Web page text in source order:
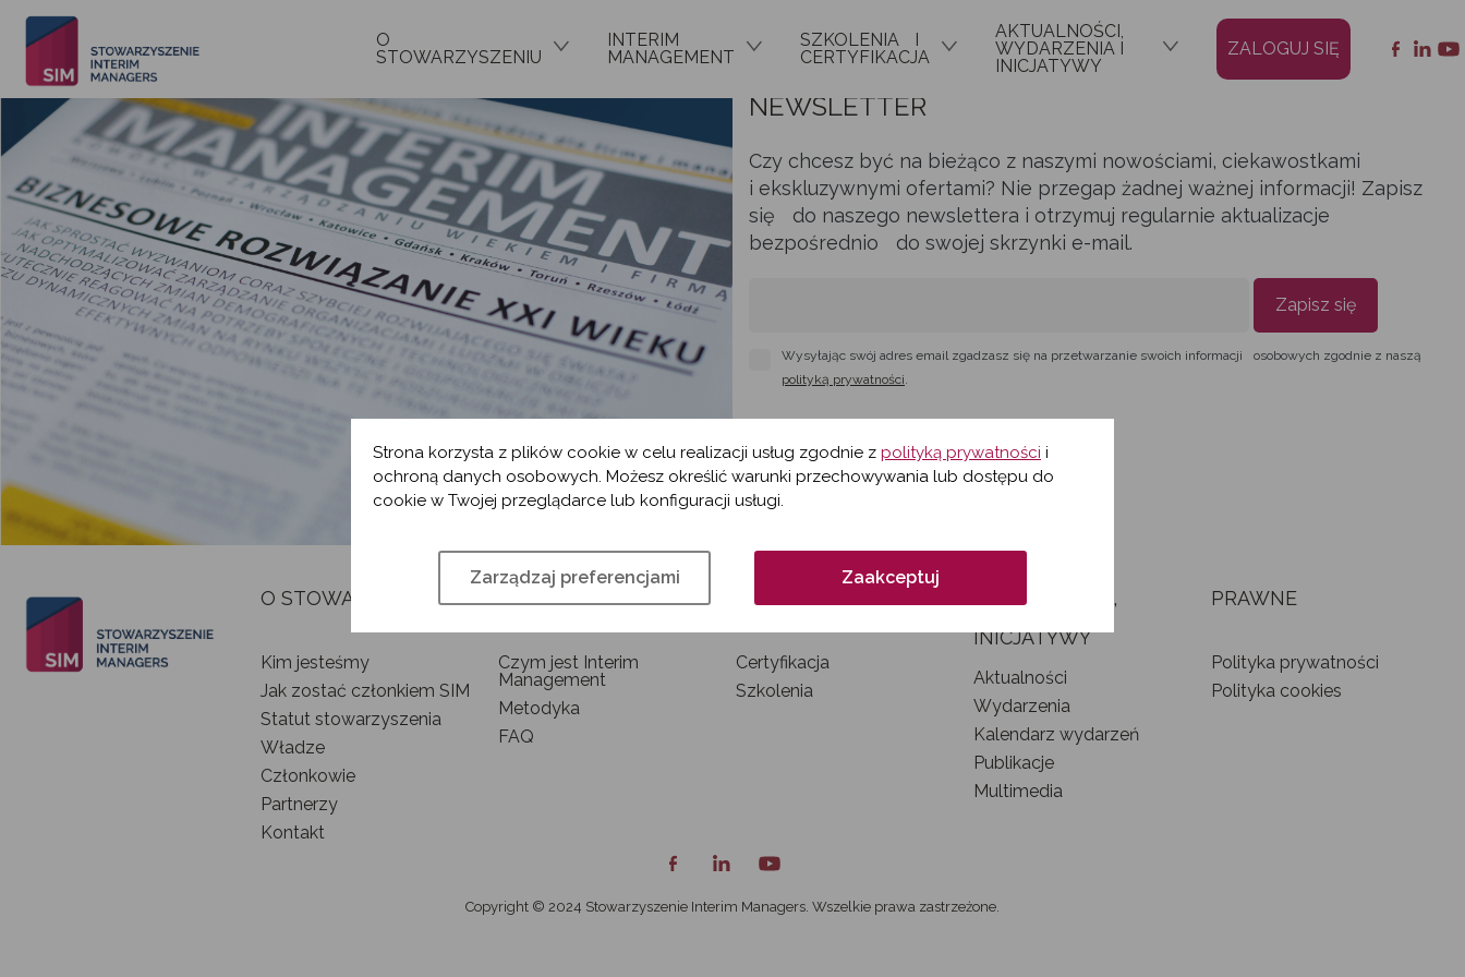
O
STOWARZYSZENIU
INTERIM
MANAGEMENT
SZKOLENIA I
CERTYFIKACJA
AKTUALNOŚCI,
WYDARZENIA I
INICJATYWY
ZALOGUJ SIĘ
NEWSLETTER
Czy chcesz być na bieżąco z naszymi nowościami, ciekawostkami
i ekskluzywnymi ofertami? Nie przegap żadnej ważnej informacji! Zapisz
się do naszego newslettera i otrzymuj regularnie aktualizacje
bezpośrednio do swojej skrzynki e-mail.
Zapisz się
Wysyłając swój adres email zgadzasz się na przetwarzanie swoich informacji osobowych zgodnie z naszą
polityką prywatności.
O STOWARZYSZENIU
Kim jesteśmy
Jak zostać członkiem SIM
Statut stowarzyszenia
Władze
Członkowie
Partnerzy
Kontakt
INTERIM MANAGEMENT
Czym jest Interim
Management
Metodyka
FAQ
SZKOLENIA I
Certyfikacja
Szkolenia
AKTUALNOŚCI,
INICJATYWY
Aktualności
Wydarzenia
Kalendarz wydarzeń
Publikacje
Multimedia
PRAWNE
Polityka prywatności
Polityka cookies
Copyright © 2024 Stowarzyszenie Interim Managers. Wszelkie prawa zastrzeżone.
Strona korzysta z plików cookie w celu realizacji usług zgodnie z polityką prywatności i
ochroną danych osobowych. Możesz określić warunki przechowywania lub dostępu do
cookie w Twojej przeglądarce lub konfiguracji usługi.
Zarządzaj preferencjami Zaakceptuj